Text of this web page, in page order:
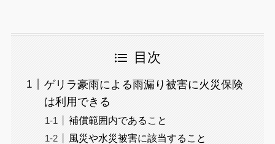
目次
ゲリラ豪雨による雨漏り被害に火災保険
は利用できる
補償範囲内であること
風災や水災被害に該当すること